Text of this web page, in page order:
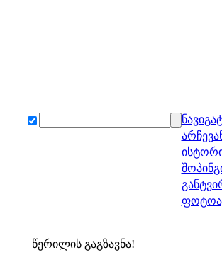
წერილის გაგზავნა!